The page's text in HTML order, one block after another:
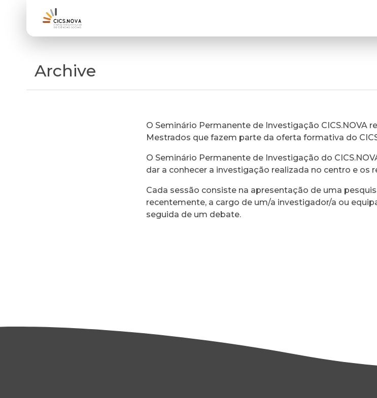
Archive
O Seminário Permanente de Investigação CICS.NOVA
Mestrados que fazem parte da oferta formativa do
O Seminário Permanente de Investigação do
dar a conhecer a investigação realizada no centro e os
Cada sessão consiste na apresentação de uma
recentemente, a cargo de um/a investigador/a ou
seguida de um debate.